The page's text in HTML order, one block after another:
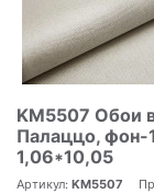
KM5507 Обои
Палаццо,
1,06*10,05
Артикул: KM5507